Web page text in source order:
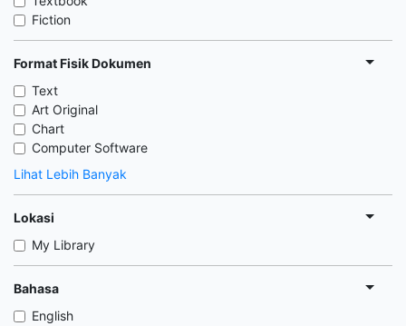
Fiction
Format Fisik Dokumen
Text
Art Original
Chart
Computer Software
Lihat Lebih Banyak
Lokasi
My Library
Bahasa
English